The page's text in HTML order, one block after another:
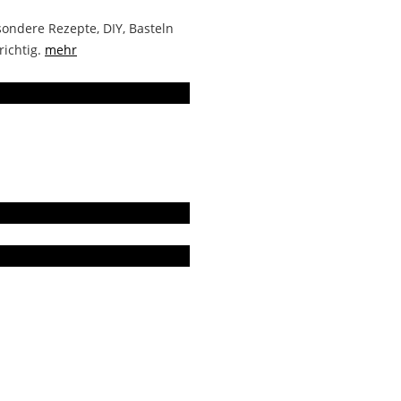
Rezepte, DIY, Basteln
mehr